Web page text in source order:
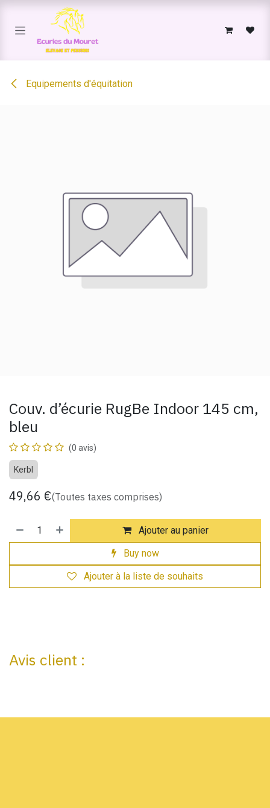
Se rendre au contenu
Equipements d'équitation
Couv. d’écurie RugBe Indoor 145 cm,
bleu
(0 avis)
Kerbl
49,66 €(Toutes taxes comprises)
Ajouter au panier
Buy now
Ajouter à la liste de souhaits
Avis client :